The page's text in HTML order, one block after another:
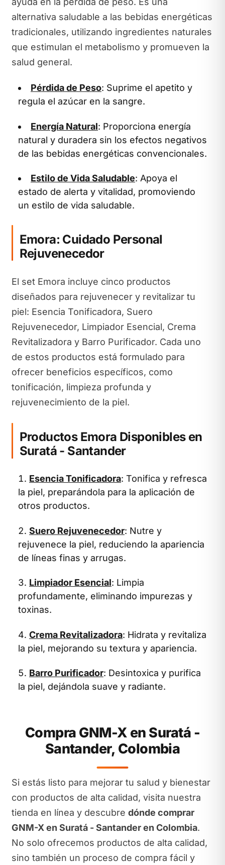
alternativa saludable a las bebidas energéticas
tradicionales, utilizando ingredientes naturales
que estimulan el metabolismo y promueven la
salud general.
Pérdida de Peso: Suprime el apetito y
regula el azúcar en la sangre.
Energía Natural: Proporciona energía
natural y duradera sin los efectos negativos
de las bebidas energéticas convencionales.
Estilo de Vida Saludable: Apoya el
estado de alerta y vitalidad, promoviendo
un estilo de vida saludable.
Emora: Cuidado Personal
Rejuvenecedor
El set Emora incluye cinco productos
diseñados para rejuvenecer y revitalizar tu
piel: Esencia Tonificadora, Suero
Rejuvenecedor, Limpiador Esencial, Crema
Revitalizadora y Barro Purificador. Cada uno
de estos productos está formulado para
ofrecer beneficios específicos, como
tonificación, limpieza profunda y
rejuvenecimiento de la piel.
Productos Emora Disponibles en
Suratá - Santander
Esencia Tonificadora: Tonifica y refresca
la piel, preparándola para la aplicación de
otros productos.
Suero Rejuvenecedor: Nutre y
rejuvenece la piel, reduciendo la apariencia
de líneas finas y arrugas.
Limpiador Esencial: Limpia
profundamente, eliminando impurezas y
toxinas.
Crema Revitalizadora: Hidrata y revitaliza
la piel, mejorando su textura y apariencia.
Barro Purificador: Desintoxica y purifica
la piel, dejándola suave y radiante.
Compra GNM-X en Suratá -
Santander, Colombia
Si estás listo para mejorar tu salud y bienestar
con productos de alta calidad, visita nuestra
tienda en línea y descubre dónde comprar
GNM-X en Suratá - Santander en Colombia.
No solo ofrecemos productos de alta calidad,
sino también un proceso de compra fácil y